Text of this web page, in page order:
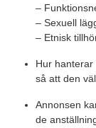
–
– Sexuell
– Etnisk
Hur
så att den
Annonsen
de